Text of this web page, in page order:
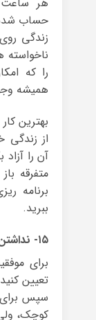
حساب
زندگی
را که
همیشه
از زندگی
آن را
متفرقه
برنامه
ببرید.
۱۵- نداشتن برنامه و هدف خاص
برای
تعیین
سپس
کوچک،